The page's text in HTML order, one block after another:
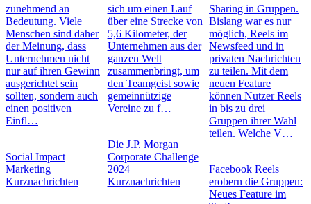
zunehmend an
Bedeutung. Viele
Menschen sind daher
der Meinung, dass
Unternehmen nicht
nur auf ihren Gewinn
ausgerichtet sein
sollten, sondern auch
einen positiven
Einfl…
Social Impact
Marketing
Kurznachrichten
sich um einen Lauf
über eine Strecke von
5,6 Kilometer, der
Unternehmen aus der
ganzen Welt
zusammenbringt, um
den Teamgeist sowie
gemeinnützige
Vereine zu f…
Die J.P. Morgan
Corporate Challenge
2024
Kurznachrichten
Sharing in Gruppen.
Bislang war es nur
möglich, Reels im
Newsfeed und in
privaten Nachrichten
zu teilen. Mit dem
neuen Feature
können Nutzer Reels
in bis zu drei
Gruppen ihrer Wahl
teilen. Welche V…
Facebook Reels
erobern die Gruppen:
Neues Feature im